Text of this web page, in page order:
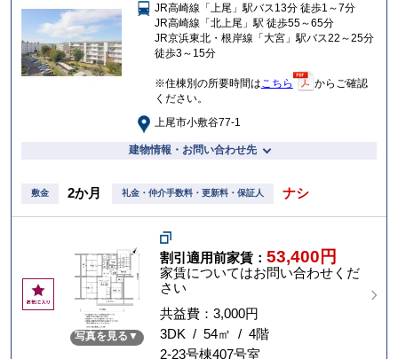
入
り
JR高崎線「上尾」駅バス13分 徒歩1～7分
JR高崎線「北上尾」駅 徒歩55～65分
JR京浜東北・根岸線「大宮」駅バス22～25分
徒歩3～15分
※住棟別の所要時間は こちら
からご確認
ください。
上尾市小敷谷77-1
建物情報・お問い合わせ先
敷金 2か月 礼金・仲介手数料・更新料・保証人 ナシ
お
気
写真を見る
割引適用前家賃：53,400円
家賃についてはお問い合わせくだ
さい
共益費：3,000円
3DK / 54㎡ / 4階
2-23号棟407号室